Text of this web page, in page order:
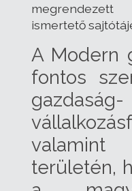
ismertető
A Modern
fontos
valamint
területén,